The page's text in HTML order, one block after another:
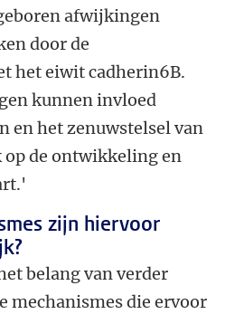
afwijkingen
door de
het eiwit cadherin6B.
kunnen invloed
en het zenuwstelsel van
op de ontwikkeling en
zijn hiervoor
belang van verder
mechanismes die ervoor